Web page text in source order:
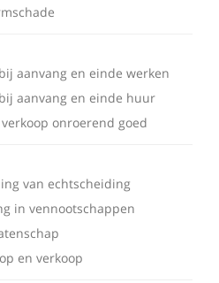
aanvang en einde werken
aanvang en einde huur
onroerend goed
van echtscheiding
in vennootschappen
en verkoop